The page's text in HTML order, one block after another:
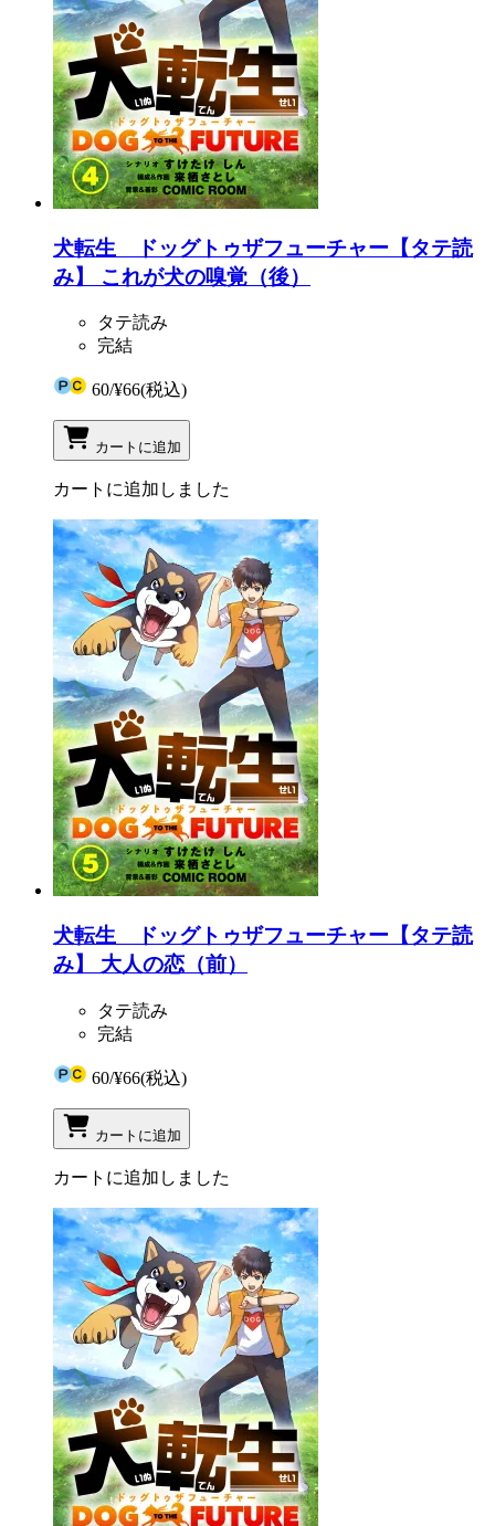
犬転生 ドッグトゥザフューチャー【タテ読
み】 これが犬の嗅覚（後）
タテ読み
完結
60/¥66(税込)
カートに追加
カートに追加しました
犬転生 ドッグトゥザフューチャー【タテ読
み】 大人の恋（前）
タテ読み
完結
60/¥66(税込)
カートに追加
カートに追加しました